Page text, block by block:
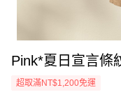
Pink*夏日宣言條
超取滿NT$1,200免運